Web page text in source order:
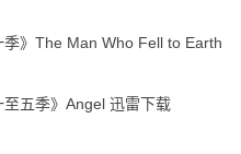
季》The Man Who Fell to Earth
至五季》Angel 迅雷下载